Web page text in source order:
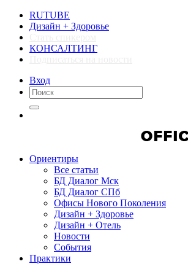
RUTUBE
Дизайн + Здоровье
КОНСАЛТИНГ
Вход
Ориентиры
Все статьи
БД Диалог Мск
БД Диалог СПб
Офисы Нового Поколения
Дизайн + Здоровье
Дизайн + Отель
Новости
События
Практики